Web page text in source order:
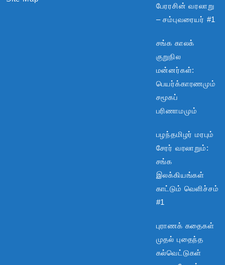
பேரரசின் வரலாறு
– சம்புவரையர் #1
சங்க காலக்
குறுநில
மன்னர்கள்:
பெயர்க்காரணமும்
சமூகப்
பரிணாமமும்
பழந்தமிழர் மரபும்
சேரர் வரலாறும்:
சங்க
இலக்கியங்கள்
காட்டும் வெளிச்சம்
#1
புராணக் கதைகள்
முதல் புதைந்த
கல்வெட்டுகள்